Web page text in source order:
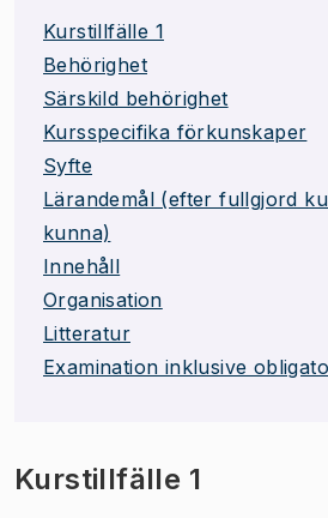
Kurstillfälle 1
Behörighet
Särskild behörighet
Kursspecifika förkunskaper
Syfte
Lärandemål (efter fullgjord
kunna)
Innehåll
Organisation
Litteratur
Examination inklusive
Kurstillfälle 1